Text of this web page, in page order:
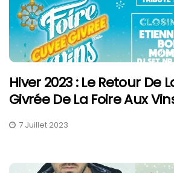
Hiver 2023 : Le Retour De
Givrée De La Foire Aux
7 Juillet 2023